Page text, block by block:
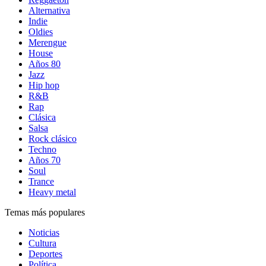
Alternativa
Indie
Oldies
Merengue
House
Años 80
Jazz
Hip hop
R&B
Rap
Clásica
Salsa
Rock clásico
Techno
Años 70
Soul
Trance
Heavy metal
Temas más populares
Noticias
Cultura
Deportes